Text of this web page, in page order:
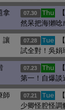
拿
07.30 Thu
然呆把海獺唸
讓
07.28 Tue
試全對！吳娟
07.23 Thu
第一！自爆談
師
07.21 Tue
少卿怪腔怪